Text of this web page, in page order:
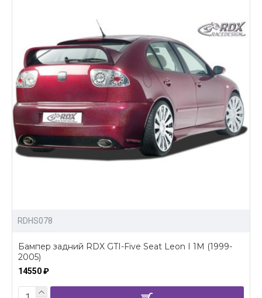
возможность доставки в любой город России.
Купить обвесы для тюнинга Сиат Леон 1 можно
написав нам, либо отправив заявку сразу на сайте с
помощью личного кабинета.
RDHS078
Бампер задний RDX GTI-Five Seat Leon I 1M (1999-
2005)
14550 ₽